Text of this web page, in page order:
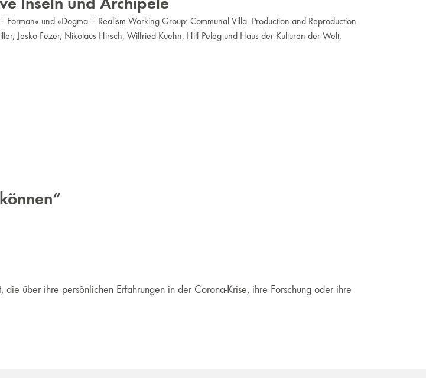
Forman« und »Dogma + Realism Working Group: Communal Villa. Production and Reproduction
Jesko Fezer, Nikolaus Hirsch, Wilfried Kuehn, Hilf Peleg und Haus der Kulturen der Welt,
die über ihre persönlichen Erfahrungen in der Corona-Krise, ihre Forschung oder ihre